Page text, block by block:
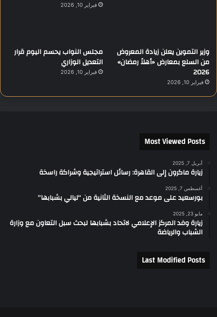
فبراير 10, 2026
وزير التموين يعلن زيادة المعروض
من السلع بمعارض «أهلاً رمضان»
2026
فبراير 10, 2026
مجلس النواب يحسم اليوم قرار
التعديل الوزاري
فبراير 10, 2026
Most Viewed Posts
أبريل 7, 2025
زيارة ماكرون إلى القاهرة: رسائل استراتيجية وشراكة راسخة
أغسطس 7, 2025
بورسعيد على موعد مع النسخة الثانية من “ليالي بشبابها”
مايو 23, 2025
زيارة وفد المركز الإعلامي لاتحاد بشبابها لبحث سبل التعاون مع وزارة
الشباب والرياضة
Last Modified Posts